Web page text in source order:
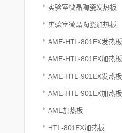
实验室微晶陶瓷发热板
实验室微晶陶瓷加热板
AME-HTL-801EX发热板
AME-HTL-801EX加热板
AME-HTL-901EX发热板
AME-HTL-901EX加热板
AME加热板
HTL-801EX加热板